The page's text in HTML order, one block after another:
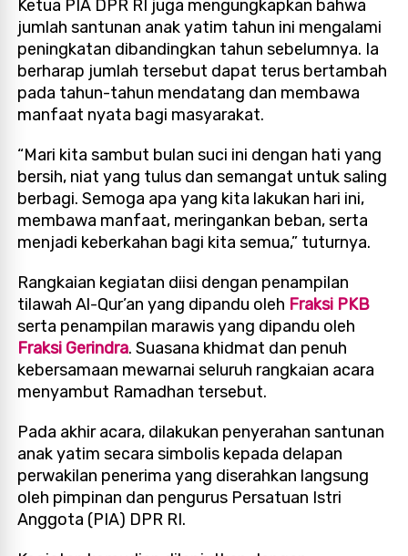
Ketua PIA DPR RI juga mengungkapkan bahwa
jumlah santunan anak yatim tahun ini mengalami
peningkatan dibandingkan tahun sebelumnya. Ia
berharap jumlah tersebut dapat terus bertambah
pada tahun-tahun mendatang dan membawa
manfaat nyata bagi masyarakat.
“Mari kita sambut bulan suci ini dengan hati yang
bersih, niat yang tulus dan semangat untuk saling
berbagi. Semoga apa yang kita lakukan hari ini,
membawa manfaat, meringankan beban, serta
menjadi keberkahan bagi kita semua,” tuturnya.
Rangkaian kegiatan diisi dengan penampilan
tilawah Al-Qur’an yang dipandu oleh Fraksi PKB
serta penampilan marawis yang dipandu oleh
Fraksi Gerindra. Suasana khidmat dan penuh
kebersamaan mewarnai seluruh rangkaian acara
menyambut Ramadhan tersebut.
Pada akhir acara, dilakukan penyerahan santunan
anak yatim secara simbolis kepada delapan
perwakilan penerima yang diserahkan langsung
oleh pimpinan dan pengurus Persatuan Istri
Anggota (PIA) DPR RI.